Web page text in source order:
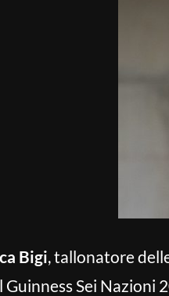
Bigi, tallonatore
Guinness Sei Nazioni